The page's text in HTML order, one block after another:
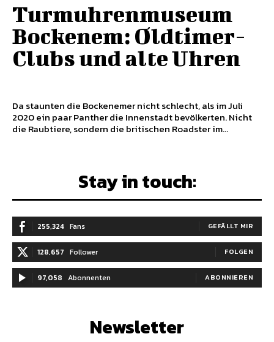
Turmuhrenmuseum
Bockenem: Oldtimer-
Clubs und alte Uhren
Da staunten die Bockenemer nicht schlecht, als im Juli
2020 ein paar Panther die Innenstadt bevölkerten. Nicht
die Raubtiere, sondern die britischen Roadster im...
Stay in touch:
255,324 Fans GEFÄLLT MIR
128,657 Follower FOLGEN
97,058 Abonnenten ABONNIEREN
Newsletter